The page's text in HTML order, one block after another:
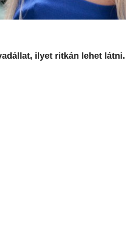
ilyet ritkán lehet látni.